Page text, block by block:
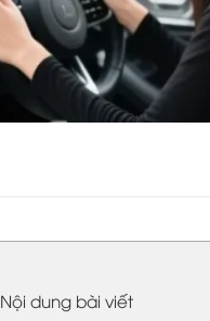
Nội dung bài viết